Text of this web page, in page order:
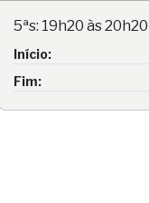
5ªs: 19h20 às 20h20
Início:
Fim: